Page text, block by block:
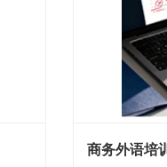
商务外语培训